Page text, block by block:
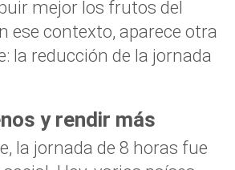
mejor los frutos del
ese contexto, aparece otra
la reducción de la jornada
y rendir más
la jornada de 8 horas fue